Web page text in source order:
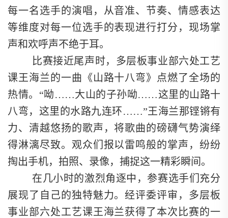
每一名选手的演唱，从音准、节奏、情感表达
等维度对每一位选手的表现进行打分，现场掌
声和欢呼声不绝于耳。
比赛接近尾声时，多层板事业部六处工艺
课王海兰的一曲《山路十八弯》点燃了全场的
热情。“呦……大山的子孙呦……这里的山路十
八弯，这里的水路九连环……”王海兰那铿锵有
力、清越悠扬的歌声，将歌曲的磅礴气势演绎
得淋漓尽致。观众们报以雷鸣般的掌声，纷纷
掏出手机，拍照、录像，捕捉这一精彩瞬间。
在几小时的激烈角逐中，参赛选手们充分
展现了自己的独特魅力。经评委评审，多层板
事业部六处工艺课王海兰获得了本次比赛的一